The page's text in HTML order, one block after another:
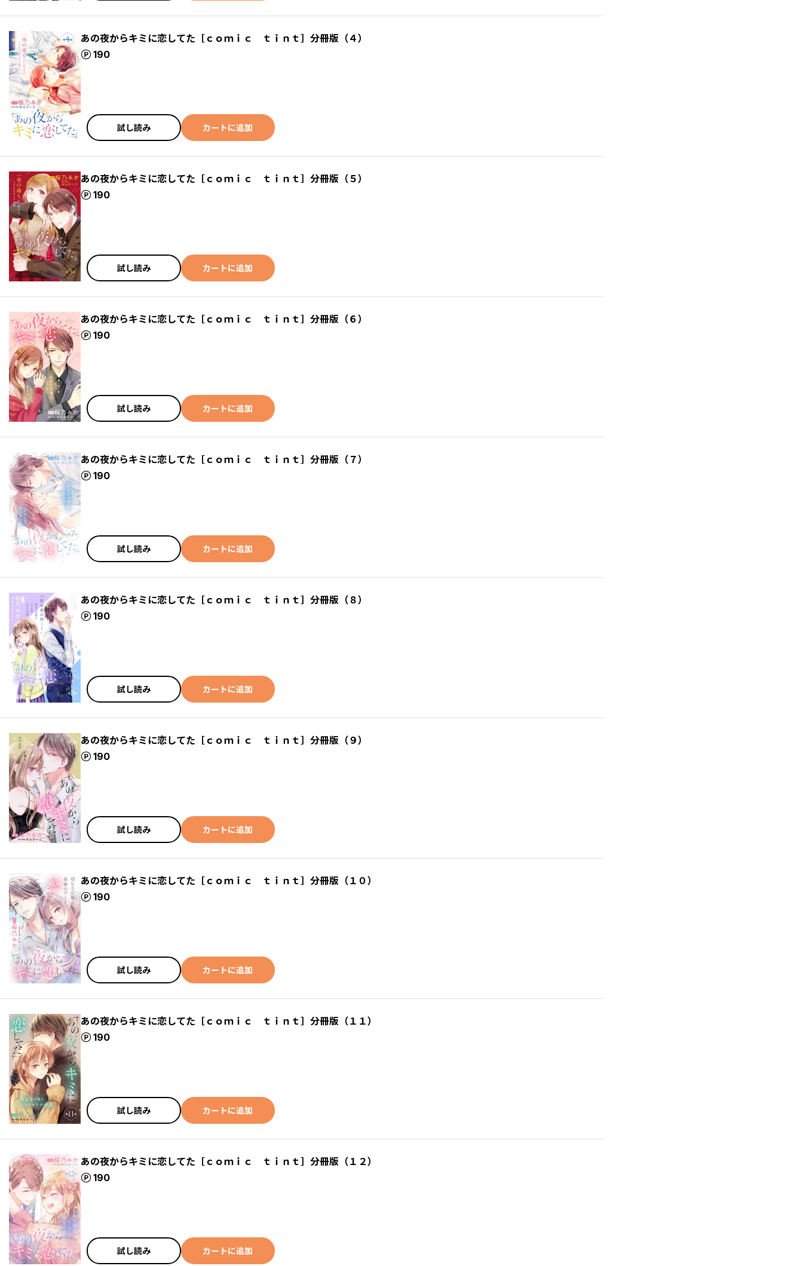
あの夜からキミに恋してた［ｃｏｍｉｃ ｔｉｎｔ］分冊版（４）
190
ポイント
試し読み カートに追加
あの夜からキミに恋してた［ｃｏｍｉｃ ｔｉｎｔ］分冊版（５）
190
ポイント
試し読み カートに追加
あの夜からキミに恋してた［ｃｏｍｉｃ ｔｉｎｔ］分冊版（６）
190
ポイント
試し読み カートに追加
あの夜からキミに恋してた［ｃｏｍｉｃ ｔｉｎｔ］分冊版（７）
190
ポイント
試し読み カートに追加
あの夜からキミに恋してた［ｃｏｍｉｃ ｔｉｎｔ］分冊版（８）
190
ポイント
試し読み カートに追加
あの夜からキミに恋してた［ｃｏｍｉｃ ｔｉｎｔ］分冊版（９）
190
ポイント
試し読み カートに追加
あの夜からキミに恋してた［ｃｏｍｉｃ ｔｉｎｔ］分冊版（１０）
190
ポイント
試し読み カートに追加
あの夜からキミに恋してた［ｃｏｍｉｃ ｔｉｎｔ］分冊版（１１）
190
ポイント
試し読み カートに追加
あの夜からキミに恋してた［ｃｏｍｉｃ ｔｉｎｔ］分冊版（１２）
190
ポイント
試し読み カートに追加